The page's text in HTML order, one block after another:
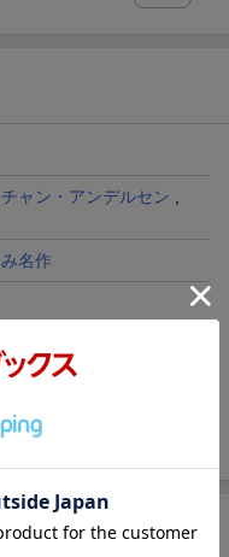
貸切公演ペアチケット
ャン・アンデルセン ,
名作